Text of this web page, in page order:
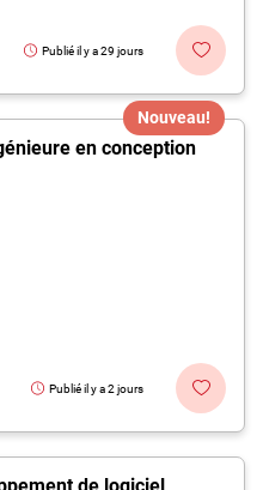
Publié il y a 29 jours
Nouveau!
en conception
Publié il y a 2 jours